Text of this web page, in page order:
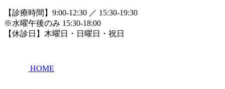
【診療時間】9:00-12:30 ／ 15:30-19:30
※水曜午後のみ 15:30-18:00
【休診日】木曜日・日曜日・祝日
HOME